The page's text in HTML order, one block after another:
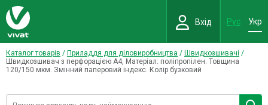
Вхід Рус Укр
Каталог товарів / Приладдя для діловиробництва / Швидкозшивачі /
Швидкозшивач з перфорацією А4, Матеріал: поліпропілен. Товщина
120/150 мкм. Змінний паперовий індекс. Колір бузковий